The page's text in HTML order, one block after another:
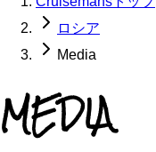
ロシア
Media
MEDIA